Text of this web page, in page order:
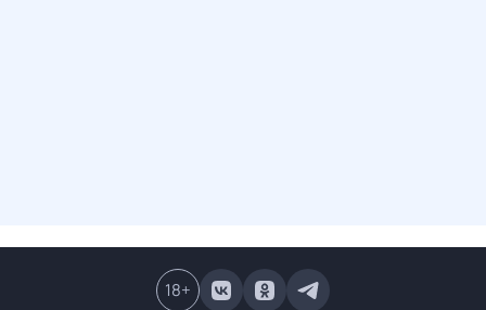
18+